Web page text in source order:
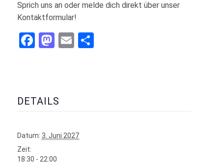
Sprich uns an oder melde dich direkt über unser
Kontaktformular!
Facebook
Mastodon
Email
DETAILS
Datum: 3. Juni 2027
Zeit:
18:30 - 22:00